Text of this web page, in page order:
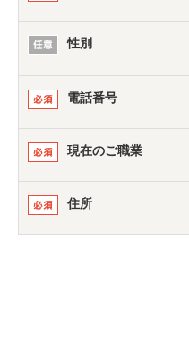
性別
電話番号
現在のご職業
住所